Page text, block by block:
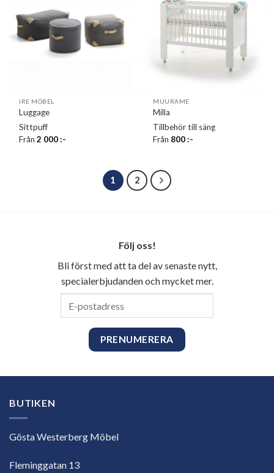
IRE MÖBEL
Luggage
Sittpuff
Från2 000:-
MUURAME
Milla
Tillbehör till säng
Från 800:-
1 2
Följ oss!
Bli först med att ta del av senaste nytt,
specialerbjudanden och mycket mer.
BUTIKEN
Gösta Westerberg Möbel
Fleminggatan 13